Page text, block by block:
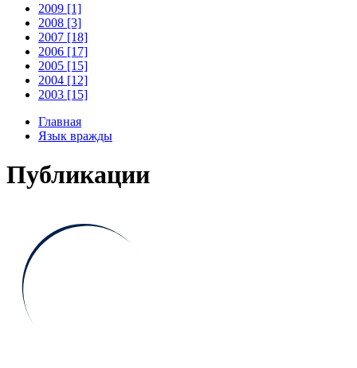
2009 [1]
2008 [3]
2007 [18]
2006 [17]
2005 [15]
2004 [12]
2003 [15]
Главная
Язык вражды
Публикации